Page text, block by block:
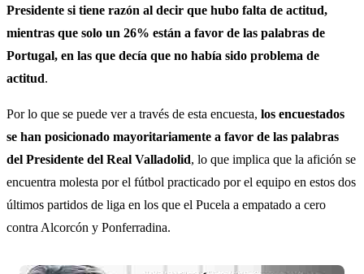
Presidente si tiene razón al decir que hubo falta de actitud,
mientras que solo un 26% están a favor de las palabras de
Portugal, en las que decía que no había sido problema de
actitud.
Por lo que se puede ver a través de esta encuesta, los encuestados
se han posicionado mayoritariamente a favor de las palabras
del Presidente del Real Valladolid, lo que implica que la afición se
encuentra molesta por el fútbol practicado por el equipo en estos dos
últimos partidos de liga en los que el Pucela a empatado a cero
contra Alcorcón y Ponferradina.